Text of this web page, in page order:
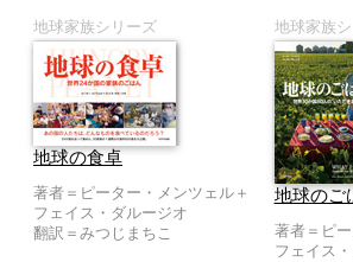
地球家族シリーズ
地球の食卓
著者＝ピーター・メンツェル＋
フェイス・ダルージオ
翻訳＝みつじまちこ
地球家族
地球のご
著者＝ピ
フェイス